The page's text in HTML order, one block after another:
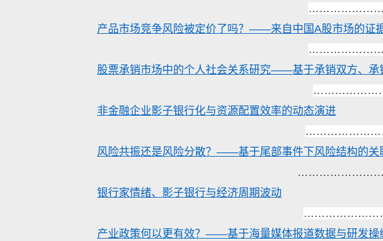
产品市场竞争风险被定价了吗？——来自中国A股市场的证
股票承销市场中的个人社会关系研究——基于承销双方、承
非金融企业影子银行化与资源配置效率的动态演进
风险共振还是风险分散？——基于尾部事件下风险结构的关
银行家情绪、影子银行与经济周期波动
产业政策何以更有效？——基于海量媒体报道数据与研发操